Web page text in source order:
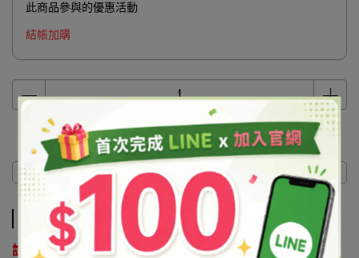
此商品參與的優惠活動
結帳加購
商品介紹
商品介紹
說明 ：